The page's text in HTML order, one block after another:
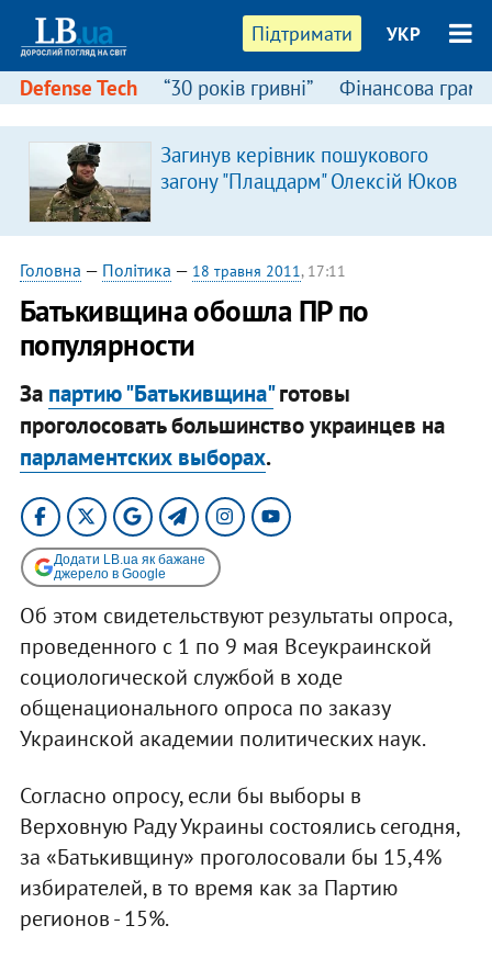
Підтримати УКР
Defense Tech “30 років гривні” Фінансова
Загинув керівник пошукового
загону "Плацдарм" Олексій Юков
Головна — Політика — 18 травня 2011, 17:11
Батькивщина обошла ПР по
популярности
За партию "Батькивщина"готовы
проголосовать большинство украинцев на
парламентских выборах.
Додати LB.ua як бажане
джерело в Google
Об этом свидетельствуют результаты опроса,
проведенного с 1 по 9 мая Всеукраинской
социологической службой в ходе
общенационального опроса по заказу
Украинской академии политических наук.
Согласно опросу, если бы выборы в
Верховную Раду Украины состоялись сегодня,
за «Батькивщину» проголосовали бы 15,4%
избирателей, в то время как за Партию
регионов - 15%.